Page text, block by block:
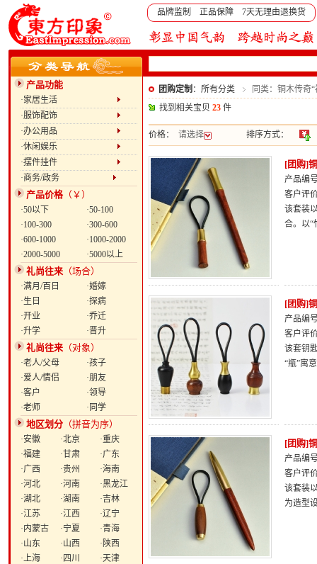
品牌监制 正品保障 7天无理由退换货
产品功能
·家居生活
·服饰配饰
·办公用品
·休闲娱乐
·摆件挂件
·商务/政务
产品价格（￥）
·50以下
·50-100
·100-300
·300-600
·600-1000
·1000-2000
·2000-5000
·5000以上
礼尚往来 （场合）
·满月/百日
·婚嫁
·生日
·探病
·开业
·乔迁
·升学
·晋升
礼尚往来 （对象）
·老人/父母
·孩子
·爱人/情侣
·朋友
·客户
·领导
·老师
·同学
地区划分 （拼音为序）
·安徽 ·北京
·重庆
·福建
·甘肃
·广东
·广西
·贵州
·海南
·河北
·河南
·黑龙江
·湖北
·湖南
·吉林
·江苏
·江西
·辽宁
·内蒙古
·宁夏
·青海
·山东
·山西
·陕西
·上海
·四川
·天津
团购定制 ：所有分类
同类：铜木传奇
找到相关宝贝 23 件
价格： 请选择 排序方式：
[团购]
产品编
客户评
该套装
合。以“
[团购]
产品编
客户评
该套钥
“瓶”寓
[团购]
产品编
客户评
该套装
为造型